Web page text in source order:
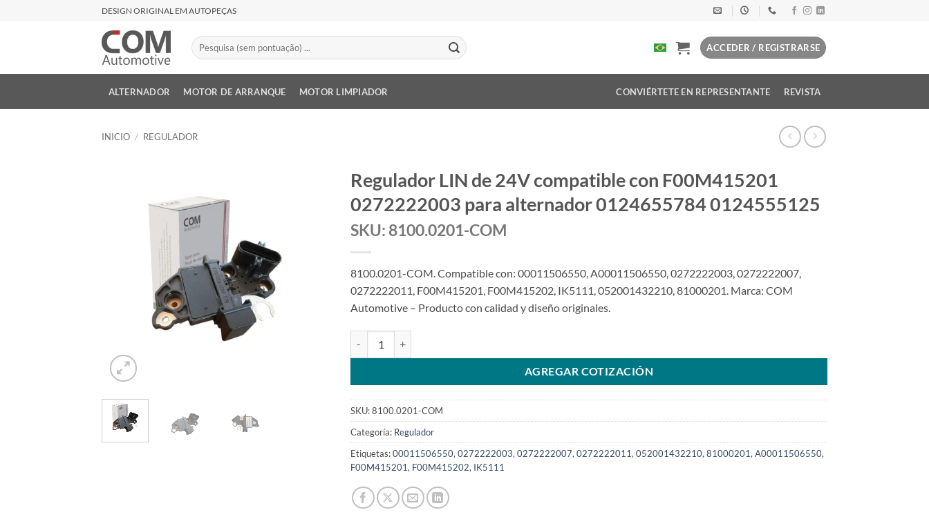
DESIGN ORIGINAL EM AUTOPEÇAS
Buscar
por:
ACCEDER / REGISTRARSE
ALTERNADOR MOTOR DE ARRANQUE MOTOR LIMPIADOR CONVIÉRTETE EN REPRESENTANTE REVISTA
INICIO / REGULADOR
Regulador LIN de 24V compatible con F00M415201
0272222003 para alternador 0124655784 0124555125
SKU: 8100.0201-COM
8100.0201-COM. Compatible con: 00011506550, A00011506550, 0272222003, 0272222007,
0272222011, F00M415201, F00M415202, IK5111, 052001432210, 81000201. Marca: COM
Automotive – Producto con calidad y diseño originales.
AGREGAR COTIZACIÓN
SKU:8100.0201-COM
Categoría: Regulador
Etiquetas:00011506550, 0272222003, 0272222007, 0272222011, 052001432210, 81000201, A00011506550,
F00M415201, F00M415202, IK5111